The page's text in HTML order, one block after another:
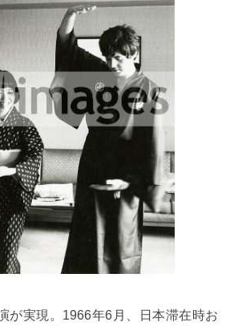
が実現。1966年6月、日本滞在時お